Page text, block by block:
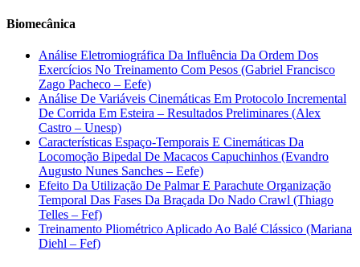
Biomecânica
Análise Eletromiográfica Da Influência Da Ordem Dos
Exercícios No Treinamento Com Pesos (Gabriel Francisco
Zago Pacheco – Eefe)
Análise De Variáveis Cinemáticas Em Protocolo Incremental
De Corrida Em Esteira – Resultados Preliminares (Alex
Castro – Unesp)
Características Espaço-Temporais E Cinemáticas Da
Locomoção Bipedal De Macacos Capuchinhos (Evandro
Augusto Nunes Sanches – Eefe)
Efeito Da Utilização De Palmar E Parachute Organização
Temporal Das Fases Da Braçada Do Nado Crawl (Thiago
Telles – Fef)
Treinamento Pliométrico Aplicado Ao Balé Clássico (Mariana
Diehl – Fef)